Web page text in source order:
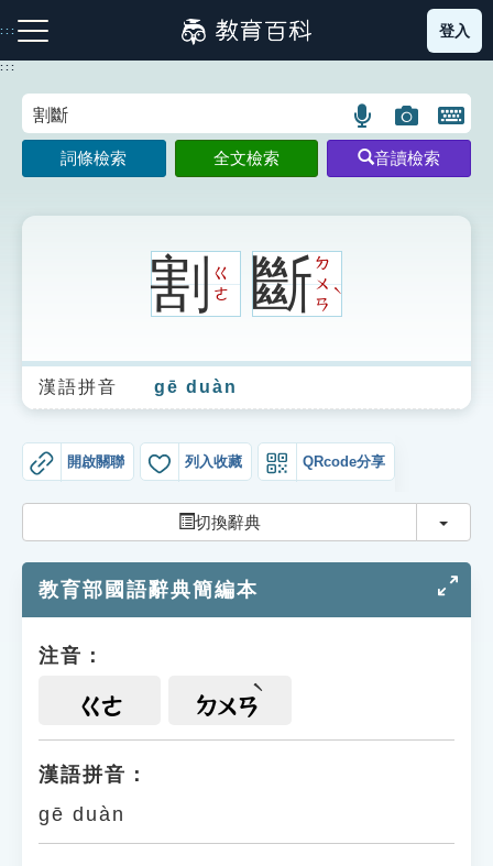
到
主
:::
注音索引圖示 筆畫索引圖示 部首索引表圖示
生字詞彙表
成語故事
索引選單
單字索引
遊戲專區
貓頭鷹博士
登入
:::
語
言
搜
圖
片
搜
開
鍵
圖
詞條檢索 全文檢索 音讀檢索
割ㄍ
ㄜ
斷ㄉ
ㄨ
ㄢ
ˋ
漢語拼音 gē duàn
開啟關聯 列入收藏 QRcode分享
切換辭典 切換
教育部國語辭典簡編本
注音：
ㄍㄜ ㄉㄨㄢ
漢語拼音：
gē duàn